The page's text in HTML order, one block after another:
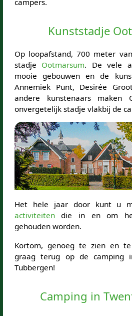
Kunststadje
Op loopafstand, 700 meter
stadje Ootmarsum. De vele
mooie gebouwen en de
Annemiek Punt, Desirée
andere kunstenaars maken
onvergetelijk stadje vlakbij de
Het hele jaar door kunt u
activiteitendie in en om
gehouden worden.
Kortom, genoeg te zien en
graag terug op de camping
Tubbergen!
Camping in